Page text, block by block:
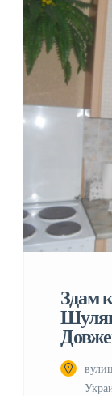
Здам